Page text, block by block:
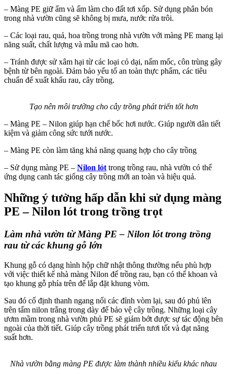
– Màng PE giữ ẩm và ấm làm cho đất tơi xốp. Sử dụng phân bón
trong nhà vườn cũng sẽ không bị mưa, nước rửa trôi.
– Các loại rau, quả, hoa trồng trong nhà vườn với màng PE mang lại
năng suất, chất lượng và mẫu mã cao hơn.
– Tránh được sử xâm hại từ các loại cỏ dại, nấm mốc, côn trùng gây
bệnh từ bên ngoài. Đảm bảo yếu tố an toàn thực phẩm, các tiêu
chuẩn để xuất khẩu rau, cây trồng.
Tạo nên môi trường cho cây trồng phát triển tốt hơn
– Màng PE – Nilon giúp hạn chế bốc hơi nước. Giúp người dân tiết
kiệm và giảm công sức tưới nước.
– Màng PE còn làm tăng khả năng quang hợp cho cây trồng
– Sử dụng màng PE – Nilon lót trong trồng rau, nhà vườn có thể
ứng dụng canh tác giống cây trồng mới an toàn và hiệu quả.
Những ý tưởng hấp dẫn khi sử dụng màng
PE – Nilon lót trong trồng trọt
Làm nhà vườn từ Màng PE – Nilon lót trong trồng
rau từ các khung gỗ lớn
Khung gỗ có dạng hình hộp chữ nhật thông thường nếu phù hợp
với việc thiết kế nhà màng Nilon để trồng rau, bạn có thể khoan và
tạo khung gỗ phía trên để lắp đặt khung vòm.
Sau đó cố định thanh ngang nối các đỉnh vòm lại, sau đó phủ lên
trên tấm nilon trắng trong dày để bảo vệ cây trồng. Những loại cây
ươm mầm trong nhà vườn phủ PE sẽ giảm bớt được sự tác động bên
ngoài của thời tiết. Giúp cây trồng phát triển tươi tốt và đạt năng
suất hơn.
Nhà vườn bằng màng PE được làm thành nhiều kiểu khác nhau